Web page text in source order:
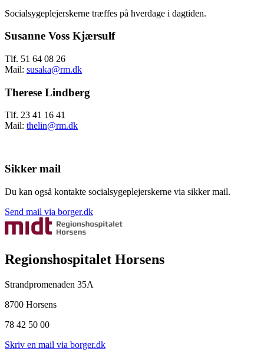
Socialsygeplejerskerne træffes på hverdage i dagtiden.
Susanne Voss Kjærsulf
Tlf. 51 64 08 26
Mail: susaka@rm.dk
Therese Lindberg
Tlf. 23 41 16 41
Mail: thelin@rm.dk
Sikker mail
Du kan også kontakte socialsygeplejerskerne via sikker mail.
Send mail via borger.dk
Regionshospitalet Horsens
Strandpromenaden 35A
8700 Horsens
78 42 50 00
Skriv en mail via borger.dk